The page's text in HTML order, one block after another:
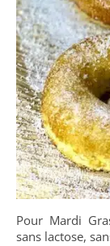
Pour Mardi Gras: des Donuts ultra légers: sans gluten,
sans lactose,